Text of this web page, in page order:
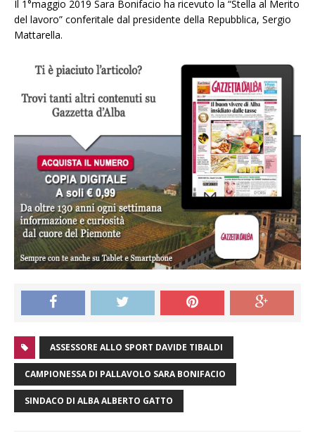
Il 1°maggio 2019 Sara Bonifacio ha ricevuto la “Stella al Merito
del lavoro” conferitale dal presidente della Repubblica, Sergio
Mattarella.
ASSESSORE ALLO SPORT DAVIDE TIBALDI
CAMPIONESSA DI PALLAVOLO SARA BONIFACIO
SINDACO DI ALBA ALBERTO GATTO